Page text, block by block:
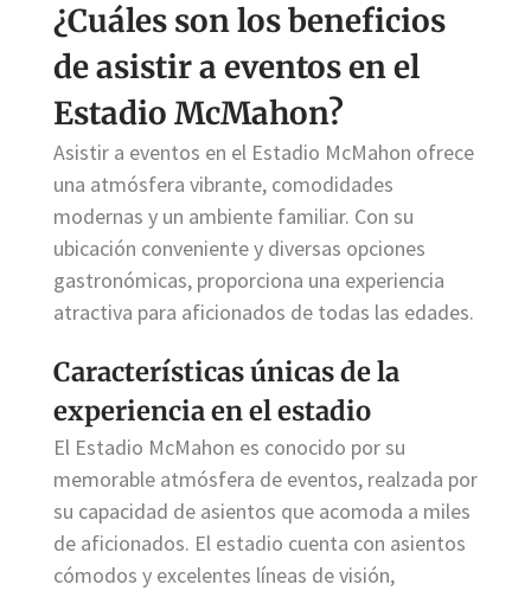
¿Cuáles son los beneficios
de asistir a eventos en el
Estadio McMahon?
Asistir a eventos en el Estadio McMahon ofrece
una atmósfera vibrante, comodidades
modernas y un ambiente familiar. Con su
ubicación conveniente y diversas opciones
gastronómicas, proporciona una experiencia
atractiva para aficionados de todas las edades.
Características únicas de la
experiencia en el estadio
El Estadio McMahon es conocido por su
memorable atmósfera de eventos, realzada por
su capacidad de asientos que acomoda a miles
de aficionados. El estadio cuenta con asientos
cómodos y excelentes líneas de visión,